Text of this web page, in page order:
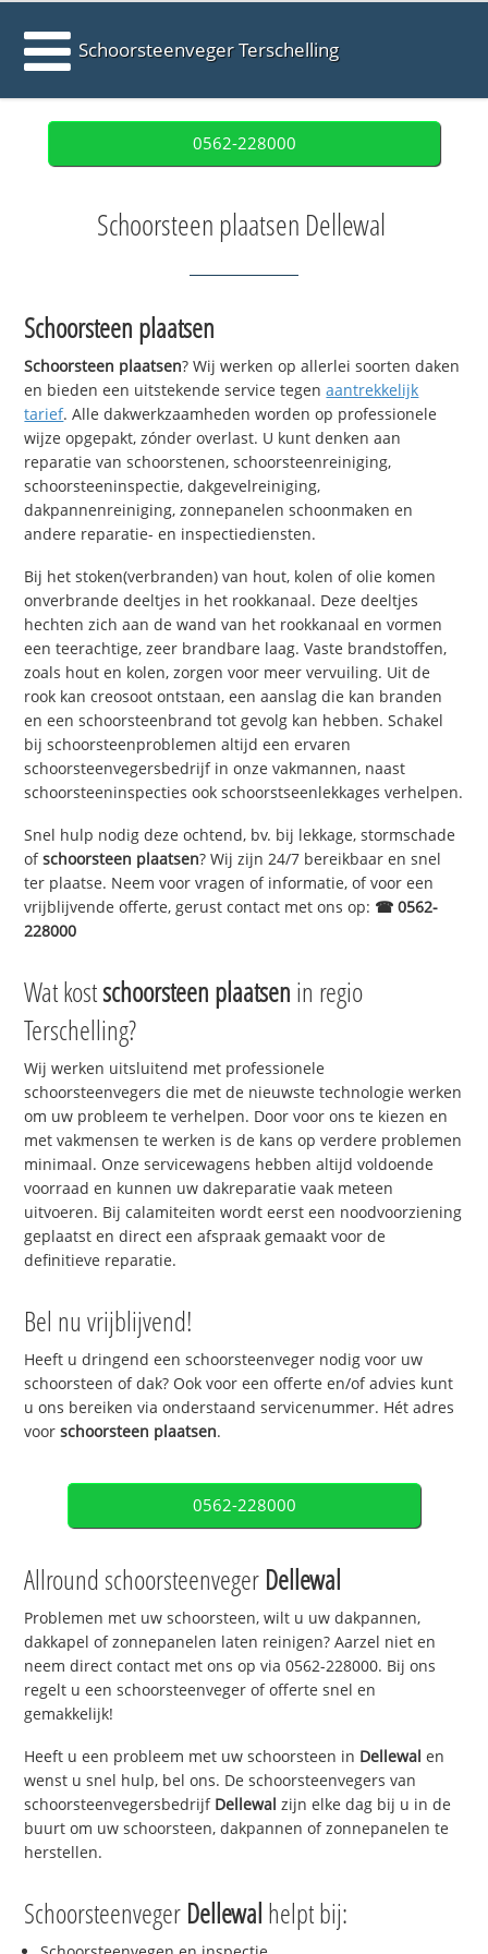
Schoorsteenveger Terschelling
0562-228000
Schoorsteen plaatsen Dellewal
Schoorsteen plaatsen
Schoorsteen plaatsen? Wij werken op allerlei soorten daken
en bieden een uitstekende service tegenaantrekkelijk
tarief. Alle dakwerkzaamheden worden op professionele
wijze opgepakt, zónder overlast. U kunt denken aan
reparatie van schoorstenen, schoorsteenreiniging,
schoorsteeninspectie, dakgevelreiniging,
dakpannenreiniging, zonnepanelen schoonmaken en
andere reparatie- en inspectiediensten.
Bij het stoken(verbranden) van hout, kolen of olie komen
onverbrande deeltjes in het rookkanaal. Deze deeltjes
hechten zich aan de wand van het rookkanaal en vormen
een teerachtige, zeer brandbare laag. Vaste brandstoffen,
zoals hout en kolen, zorgen voor meer vervuiling. Uit de
rook kan creosoot ontstaan, een aanslag die kan branden
en een schoorsteenbrand tot gevolg kan hebben. Schakel
bij schoorsteenproblemen altijd een ervaren
schoorsteenvegersbedrijf in onze vakmannen, naast
schoorsteeninspecties ook schoorstseenlekkages verhelpen.
Snel hulp nodig deze ochtend, bv. bij lekkage, stormschade
ofschoorsteen plaatsen? Wij zijn 24/7 bereikbaar en snel
ter plaatse. Neem voor vragen of informatie, of voor een
vrijblijvende offerte, gerust contact met ons op: ☎ 0562-
228000
Wat kostschoorsteen plaatsen in regio
Terschelling?
Wij werken uitsluitend met professionele
schoorsteenvegers die met de nieuwste technologie werken
om uw probleem te verhelpen. Door voor ons te kiezen en
met vakmensen te werken is de kans op verdere problemen
minimaal. Onze servicewagens hebben altijd voldoende
voorraad en kunnen uw dakreparatie vaak meteen
uitvoeren. Bij calamiteiten wordt eerst een noodvoorziening
geplaatst en direct een afspraak gemaakt voor de
definitieve reparatie.
Bel nu vrijblijvend!
Heeft u dringend een schoorsteenveger nodig voor uw
schoorsteen of dak? Ook voor een offerte en/of advies kunt
u ons bereiken via onderstaand servicenummer. Hét adres
voorschoorsteen plaatsen.
0562-228000
Allround schoorsteenveger Dellewal
Problemen met uw schoorsteen, wilt u uw dakpannen,
dakkapel of zonnepanelen laten reinigen? Aarzel niet en
neem direct contact met ons op via 0562-228000. Bij ons
regelt u een schoorsteenveger of offerte snel en
gemakkelijk!
Heeft u een probleem met uw schoorsteen in Dellewal en
wenst u snel hulp, bel ons. De schoorsteenvegers van
schoorsteenvegersbedrijf Dellewal zijn elke dag bij u in de
buurt om uw schoorsteen, dakpannen of zonnepanelen te
herstellen.
Schoorsteenveger Dellewal helpt bij: